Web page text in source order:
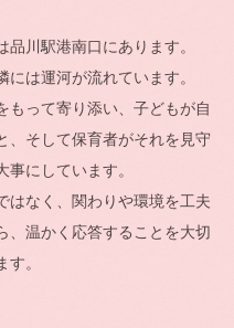
川駅港南口にあります。
は運河が流れています。
もって寄り添い、子どもが自
、そして保育者がそれを見守
事にしています。
はなく、関わりや環境を工夫
、温かく応答することを大切
す。